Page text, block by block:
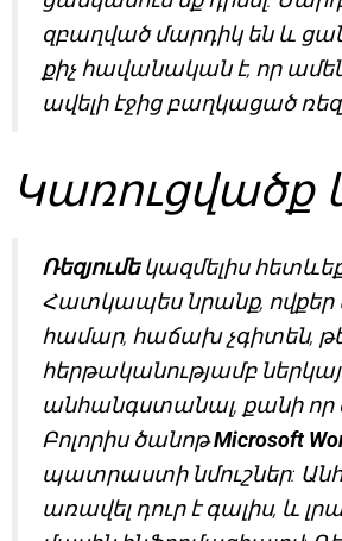
զբաղված մարդիկ են և
քիչ հավանական է, որ
ավելի էջից բաղկացած
Ռեզյումեկազմելիս
Հատկապես նրանք,
համար, հաճախ չգիտեն, թե
հերթականությամբ
անհանգստանալ, քանի որ
Բոլորիս ծանոթMicrosoft
պատրաստի նմուշներ:
առավել դուր է գալիս, և